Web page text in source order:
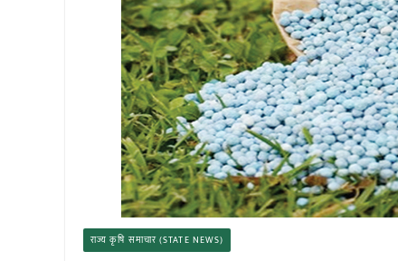
राज्य कृषि समाचार (STATE NEWS)